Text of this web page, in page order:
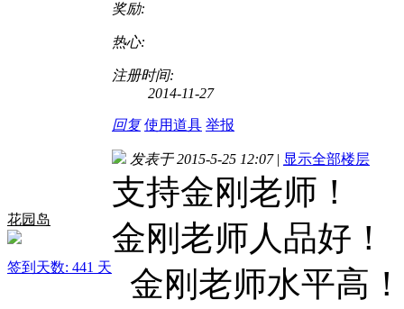
奖励:
热心:
注册时间:
2014-11-27
回复 使用道具 举报
花园岛
签到天数: 441 天
发表于 2015-5-25 12:07 | 显示全部楼层
支持金刚老师！
金刚老师人品好！
金刚老师水平高！